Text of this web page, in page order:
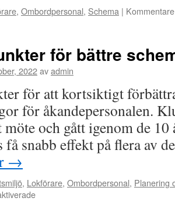
, Ombordpersonal, Schema |
för bättre
2022avadmin
för att kortsiktigt
för åkandepersonalen.
och gått igenom de
få snabb effekt på flera av
→
, Lokförare, Ombordpersonal, Planering